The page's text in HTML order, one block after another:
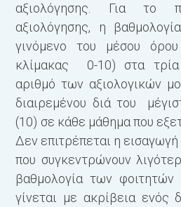
αξιολόγησης. Για το
αξιολόγησης, η
γινόμενο του μέσου
κλίμακας 0-10) στα
αριθμό των αξιολογικών
διαιρεμένου διά του
(10) σε κάθε μάθημα που
Δεν επιτρέπεται η
που συγκεντρώνουν
βαθμολογία των
γίνεται με ακρίβεια ενός